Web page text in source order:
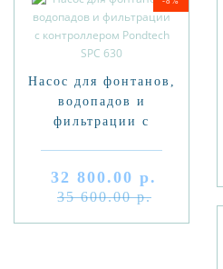
Насос для фонтанов,
водопадов и
фильтрации с
32 800.00 р.
35 600.00 р.